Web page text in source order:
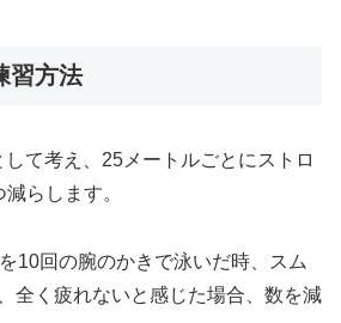
習方法
て考え、25メートルごとにストロ
らします。
10回の腕のかきで泳いだ時、スム
全く疲れないと感じた場合、数を減